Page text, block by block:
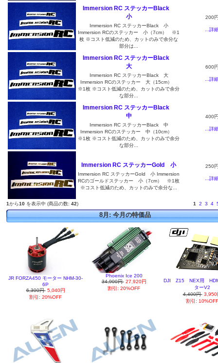
Immersion RC ステッカーBlack
小
Immersion RC ステッカーBlack 小
Immersion RCのステッカー 小（7cm） ※1
枚 ※コスト低減のため、カットのみで余分な
部分は...
200
...詳
Immersion RC ステッカーBlack
大
Immersion RC ステッカーBlack 大
Immersion RCのステッカー 大（15cm）
※1枚 ※コスト低減のため、カットのみで余分
な部分...
600
...詳
Immersion RC ステッカーBlack
中
Immersion RC ステッカーBlack 中
Immersion RCのステッカー 中（10cm）
※1枚 ※コスト低減のため、カットのみで余分
な部分...
400
...詳
Immersion RC ステッカーGold 小
Immersion RC ステッカーGold 小 Immersion
RCのゴールドステッカー 小（7cm） ※1枚
※コスト低減のため、カットのみで余分な...
250
...詳
1から10 を表示中 (商品の数: 42) 1 2 3 4
8月: 今月の特価品
JR FORZA450 モーター NHM-30-
6P
6,300円 5,040円
割引: 20%OFF
Phoenix Ice 200
34,900円 27,920円
割引: 20%OFF
DJI Z15 NEX用
ターV2
4,400円 3,950
割引: